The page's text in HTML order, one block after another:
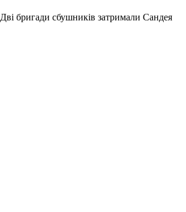
Дві бригади сбушників затримали Сандея